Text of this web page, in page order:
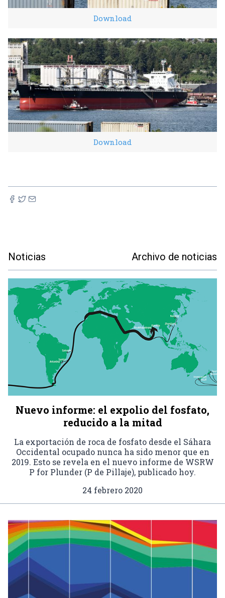
Download
Download
Noticias Archivo de noticias
Nuevo informe: el expolio del fosfato,
reducido a la mitad
La exportación de roca de fosfato desde el Sáhara
Occidental ocupado nunca ha sido menor que en
2019. Esto se revela en el nuevo informe de WSRW
P for Plunder (P de Pillaje), publicado hoy.
24 febrero 2020